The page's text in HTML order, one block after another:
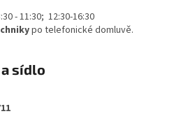
- 11:30; 12:30-16:30
po telefonické domluvě.
sídlo